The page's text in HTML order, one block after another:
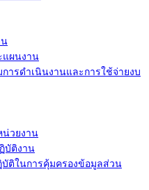
น
แผนงาน
ารดำเนินงานและการใช้จ่ายงบ
น่วยงาน
บัติงาน
ติในการคุ้มครองข้อมูลส่วน